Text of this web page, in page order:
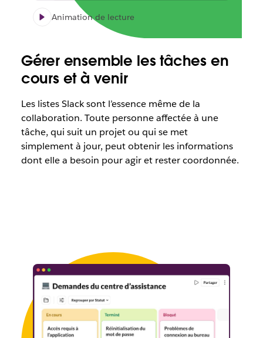
Animation de lecture
Gérer ensemble les tâches en
cours et à venir
Les listes Slack sont l’essence même de la
collaboration. Toute personne affectée à une
tâche, qui suit un projet ou qui se met
simplement à jour, peut obtenir les informations
dont elle a besoin pour agir et rester coordonnée.